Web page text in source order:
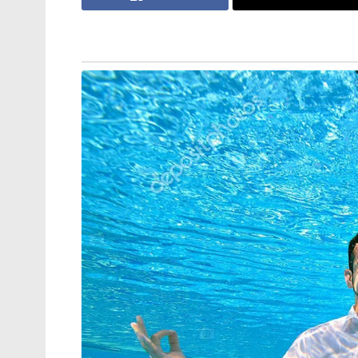
ഞാൻ ഇപ്പോഴും സഞ്ജു സാംസണെ
ഏതാനും മാസങ്ങൾക്ക് മുൻപ് നടന്ന
ജോലി ഭംഗിയായി ചെയ്തവനാണ് സഞ്ജു.
വൈഭവ് സൂര്യവംശി അസാധ്യ
വരാൻ അവൻ ഇനിയും യോഗ്യത
2026 ടി20 ലോകകപ്പിൽ വെറും 5
കിരീടത്തിലേക്ക് നയിച്ച സഞ്ജു അവിടുത്തെ
രണ്ട് തകർപ്പൻ 89 റൺസ് പ്രകടനങ്ങളും
പിന്നാലെ ചെന്നൈ സൂപ്പർ കിങ്സിനായും
സഞ്ജുവിന് പുറമെ ഇന്ത്യൻ ടീമിന്റെ പുതിയ
വർമ്മയുടെ ഫോമില്ലായ്മയും ദിനേഷ്
രണ്ടാം മത്സരത്തിൽ അർദ്ധസെഞ്ച്വറി
കണ്ടെത്താൻ വല്ലാതെ ബുദ്ധിമുട്ടുന്നുണ്ട്.